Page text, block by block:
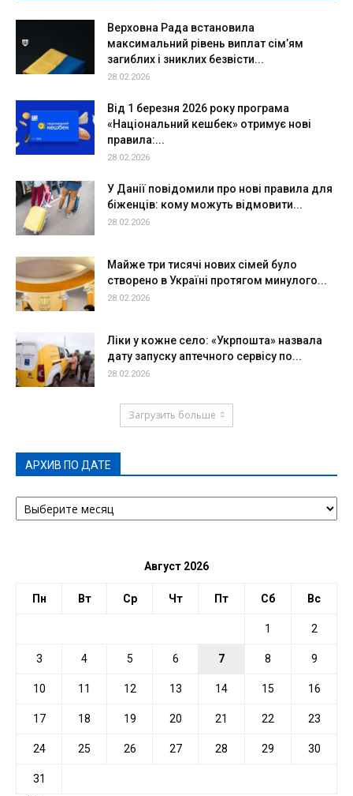
Верховна Рада встановила
максимальний рівень виплат сім’ям
загиблих і зниклих безвісти...
28.02.2026
Від 1 березня 2026 року програма
«Національний кешбек» отримує нові
правила:...
28.02.2026
У Данії повідомили про нові правила для
біженців: кому можуть відмовити...
28.02.2026
Майже три тисячі нових сімей було
створено в Україні протягом минулого...
28.02.2026
Ліки у кожне село: «Укрпошта» назвала
дату запуску аптечного сервісу по...
28.02.2026
Загрузить больше
АРХИВ ПО ДАТЕ
АРХИВ
ПО
Август 2026
Пн Вт Ср Чт Пт Сб Вс
1 2
3 4 5 6 7 8 9
10 11 12 13 14 15 16
17 18 19 20 21 22 23
24 25 26 27 28 29 30
31